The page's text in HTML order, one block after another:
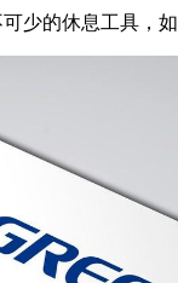
少的休息工具，如